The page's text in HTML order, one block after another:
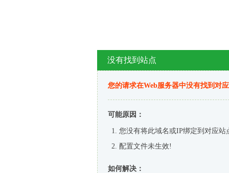
没有找到站点
您的请求在Web服务器中没有找到对
可能原因：
您没有将此域名或IP绑定到对应站
配置文件未生效!
如何解决：